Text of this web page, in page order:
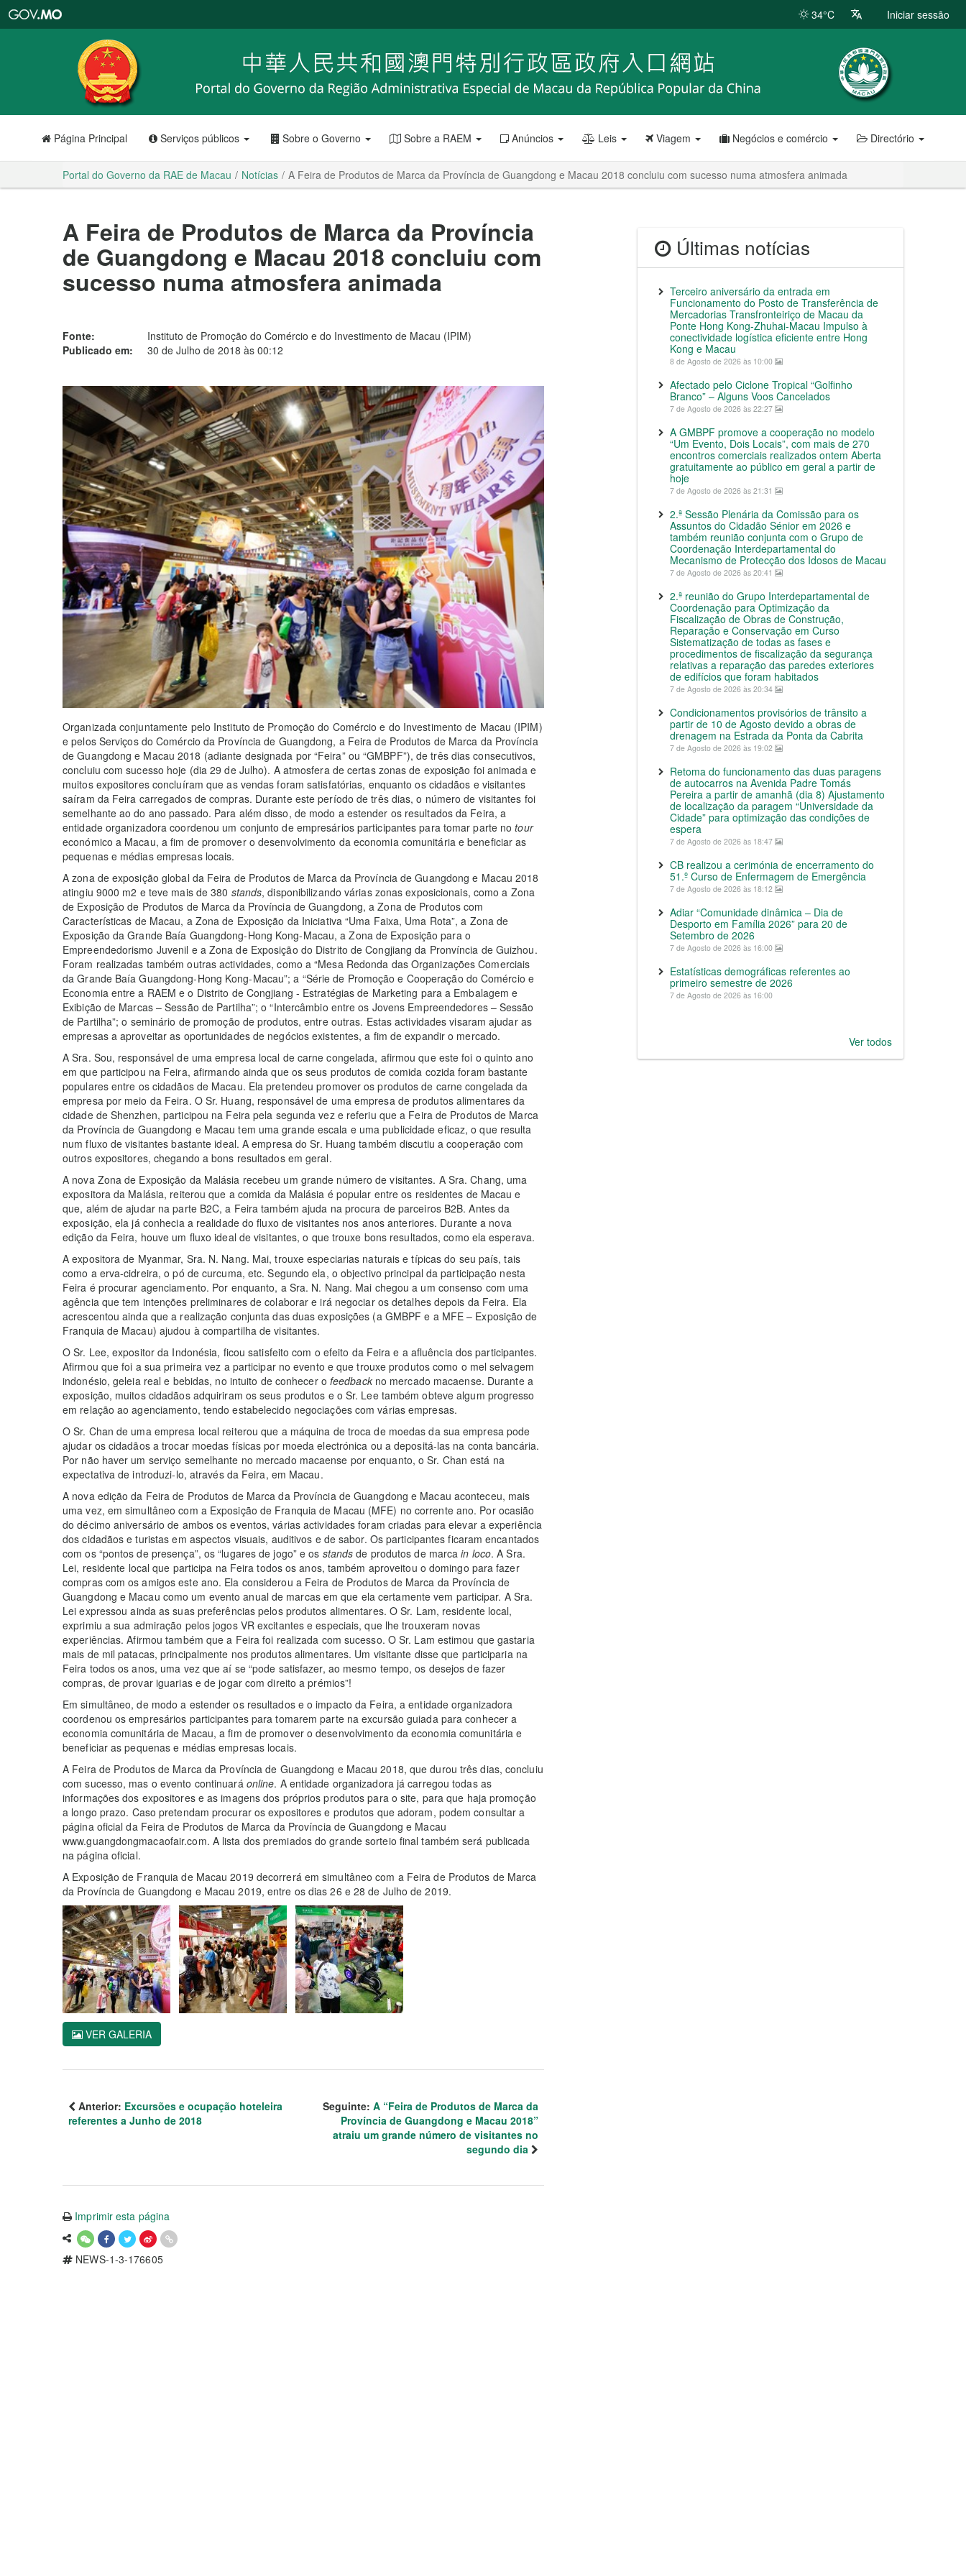
RAE
de
Macau
34°C Iniciar sessão
Página Principal Serviços públicos Sobre o Governo Sobre a RAEM Anúncios Leis Viagem Negócios e comércio Directório
Portal do Governo da RAE de Macau Notícias A Feira de Produtos de Marca da Província de Guangdong e Macau 2018 concluiu com sucesso numa atmosfera animada
A Feira de Produtos de Marca da Província
de Guangdong e Macau 2018 concluiu com
sucesso numa atmosfera animada
Fonte:
Instituto de Promoção do Comércio e do Investimento de Macau (IPIM)
Publicado em:
30 de Julho de 2018 às 00:12
Organizada conjuntamente pelo Instituto de Promoção do Comércio e do Investimento de Macau (IPIM)
e pelos Serviços do Comércio da Província de Guangdong, a Feira de Produtos de Marca da Província
de Guangdong e Macau 2018 (adiante designada por “Feira” ou “GMBPF”), de três dias consecutivos,
concluiu com sucesso hoje (dia 29 de Julho). A atmosfera de certas zonas de exposição foi animada e
muitos expositores concluíram que as vendas foram satisfatórias, enquanto os cidadãos e visitantes
saíram da Feira carregados de compras. Durante este período de três dias, o número de visitantes foi
semelhante ao do ano passado. Para além disso, de modo a estender os resultados da Feira, a
entidade organizadora coordenou um conjunto de empresários participantes para tomar parte notour
económico a Macau, a fim de promover o desenvolvimento da economia comunitária e beneficiar as
pequenas e médias empresas locais.
A zona de exposição global da Feira de Produtos de Marca da Província de Guangdong e Macau 2018
atingiu 9000 m2 e teve mais de 380 stands, disponibilizando várias zonas exposicionais, como a Zona
de Exposição de Produtos de Marca da Província de Guangdong, a Zona de Produtos com
Características de Macau, a Zona de Exposição da Iniciativa “Uma Faixa, Uma Rota”, a Zona de
Exposição da Grande Baía Guangdong-Hong Kong-Macau, a Zona de Exposição para o
Empreendedorismo Juvenil e a Zona de Exposição do Distrito de Congjiang da Pronvíncia de Guizhou.
Foram realizadas também outras actividades, como a “Mesa Redonda das Organizações Comerciais
da Grande Baía Guangdong-Hong Kong-Macau”; a “Série de Promoção e Cooperação do Comércio e
Economia entre a RAEM e o Distrito de Congjiang - Estratégias de Marketing para a Embalagem e
Exibição de Marcas – Sessão de Partilha”; o “Intercâmbio entre os Jovens Empreendedores – Sessão
de Partilha”; o seminário de promoção de produtos, entre outras. Estas actividades visaram ajudar as
empresas a aproveitar as oportunidades de negócios existentes, a fim de expandir o mercado.
A Sra. Sou, responsável de uma empresa local de carne congelada, afirmou que este foi o quinto ano
em que participou na Feira, afirmando ainda que os seus produtos de comida cozida foram bastante
populares entre os cidadãos de Macau. Ela pretendeu promover os produtos de carne congelada da
empresa por meio da Feira. O Sr. Huang, responsável de uma empresa de produtos alimentares da
cidade de Shenzhen, participou na Feira pela segunda vez e referiu que a Feira de Produtos de Marca
da Província de Guangdong e Macau tem uma grande escala e uma publicidade eficaz, o que resulta
num fluxo de visitantes bastante ideal. A empresa do Sr. Huang também discutiu a cooperação com
outros expositores, chegando a bons resultados em geral.
A nova Zona de Exposição da Malásia recebeu um grande número de visitantes. A Sra. Chang, uma
expositora da Malásia, reiterou que a comida da Malásia é popular entre os residentes de Macau e
que, além de ajudar na parte B2C, a Feira também ajuda na procura de parceiros B2B. Antes da
exposição, ela já conhecia a realidade do fluxo de visitantes nos anos anteriores. Durante a nova
edição da Feira, houve um fluxo ideal de visitantes, o que trouxe bons resultados, como ela esperava.
A expositora de Myanmar, Sra. N. Nang. Mai, trouxe especiarias naturais e típicas do seu país, tais
como a erva-cidreira, o pó de curcuma, etc. Segundo ela, o objectivo principal da participação nesta
Feira é procurar agenciamento. Por enquanto, a Sra. N. Nang. Mai chegou a um consenso com uma
agência que tem intenções preliminares de colaborar e irá negociar os detalhes depois da Feira. Ela
acrescentou ainda que a realização conjunta das duas exposições (a GMBPF e a MFE – Exposição de
Franquia de Macau) ajudou à compartilha de visitantes.
O Sr. Lee, expositor da Indonésia, ficou satisfeito com o efeito da Feira e a afluência dos participantes.
Afirmou que foi a sua primeira vez a participar no evento e que trouxe produtos como o mel selvagem
indonésio, geleia real e bebidas, no intuito de conhecer o feedbackno mercado macaense. Durante a
exposição, muitos cidadãos adquiriram os seus produtos e o Sr. Lee também obteve algum progresso
em relação ao agenciamento, tendo estabelecido negociações com várias empresas.
O Sr. Chan de uma empresa local reiterou que a máquina de troca de moedas da sua empresa pode
ajudar os cidadãos a trocar moedas físicas por moeda electrónica ou a depositá-las na conta bancária.
Por não haver um serviço semelhante no mercado macaense por enquanto, o Sr. Chan está na
expectativa de introduzi-lo, através da Feira, em Macau.
A nova edição da Feira de Produtos de Marca da Província de Guangdong e Macau aconteceu, mais
uma vez, em simultâneo com a Exposição de Franquia de Macau (MFE) no corrente ano. Por ocasião
do décimo aniversário de ambos os eventos, várias actividades foram criadas para elevar a experiência
dos cidadãos e turistas em aspectos visuais, auditivos e de sabor. Os participantes ficaram encantados
com os “pontos de presença”, os “lugares de jogo” e os standsde produtos de marca in loco. A Sra.
Lei, residente local que participa na Feira todos os anos, também aproveitou o domingo para fazer
compras com os amigos este ano. Ela considerou a Feira de Produtos de Marca da Província de
Guangdong e Macau como um evento anual de marcas em que ela certamente vem participar. A Sra.
Lei expressou ainda as suas preferências pelos produtos alimentares. O Sr. Lam, residente local,
exprimiu a sua admiração pelos jogos VR excitantes e especiais, que lhe trouxeram novas
experiências. Afirmou também que a Feira foi realizada com sucesso. O Sr. Lam estimou que gastaria
mais de mil patacas, principalmente nos produtos alimentares. Um visitante disse que participaria na
Feira todos os anos, uma vez que aí se “pode satisfazer, ao mesmo tempo, os desejos de fazer
compras, de provar iguarias e de jogar com direito a prémios”!
Em simultâneo, de modo a estender os resultados e o impacto da Feira, a entidade organizadora
coordenou os empresários participantes para tomarem parte na excursão guiada para conhecer a
economia comunitária de Macau, a fim de promover o desenvolvimento da economia comunitária e
beneficiar as pequenas e médias empresas locais.
A Feira de Produtos de Marca da Província de Guangdong e Macau 2018, que durou três dias, concluiu
com sucesso, mas o evento continuará online. A entidade organizadora já carregou todas as
informações dos expositores e as imagens dos próprios produtos para o site, para que haja promoção
a longo prazo. Caso pretendam procurar os expositores e produtos que adoram, podem consultar a
página oficial da Feira de Produtos de Marca da Província de Guangdong e Macau
www.guangdongmacaofair.com. A lista dos premiados do grande sorteio final também será publicada
na página oficial.
A Exposição de Franquia de Macau 2019 decorrerá em simultâneo com a Feira de Produtos de Marca
da Província de Guangdong e Macau 2019, entre os dias 26 e 28 de Julho de 2019.
VER GALERIA
Anterior: Excursões e ocupação hoteleira
referentes a Junho de 2018
Seguinte: A “Feira de Produtos de Marca da
Província de Guangdong e Macau 2018”
atraiu um grande número de visitantes no
segundo dia
Imprimir esta página
NEWS-1-3-176605
Últimas notícias
Terceiro aniversário da entrada em
Funcionamento do Posto de Transferência de
Mercadorias Transfronteiriço de Macau da
Ponte Hong Kong-Zhuhai-Macau Impulso à
conectividade logística eficiente entre Hong
Kong e Macau
8 de Agosto de 2026 às 10:00
Afectado pelo Ciclone Tropical “Golfinho
Branco” – Alguns Voos Cancelados
7 de Agosto de 2026 às 22:27
A GMBPF promove a cooperação no modelo
“Um Evento, Dois Locais”, com mais de 270
encontros comerciais realizados ontem Aberta
gratuitamente ao público em geral a partir de
hoje
7 de Agosto de 2026 às 21:31
2.ª Sessão Plenária da Comissão para os
Assuntos do Cidadão Sénior em 2026 e
também reunião conjunta com o Grupo de
Coordenação Interdepartamental do
Mecanismo de Protecção dos Idosos de Macau
7 de Agosto de 2026 às 20:41
2.ª reunião do Grupo Interdepartamental de
Coordenação para Optimização da
Fiscalização de Obras de Construção,
Reparação e Conservação em Curso
Sistematização de todas as fases e
procedimentos de fiscalização da segurança
relativas a reparação das paredes exteriores
de edifícios que foram habitados
7 de Agosto de 2026 às 20:34
Condicionamentos provisórios de trânsito a
partir de 10 de Agosto devido a obras de
drenagem na Estrada da Ponta da Cabrita
7 de Agosto de 2026 às 19:02
Retoma do funcionamento das duas paragens
de autocarros na Avenida Padre Tomás
Pereira a partir de amanhã (dia 8) Ajustamento
de localização da paragem “Universidade da
Cidade” para optimização das condições de
espera
7 de Agosto de 2026 às 18:47
CB realizou a cerimónia de encerramento do
51.º Curso de Enfermagem de Emergência
7 de Agosto de 2026 às 18:12
Adiar “Comunidade dinâmica – Dia de
Desporto em Família 2026” para 20 de
Setembro de 2026
7 de Agosto de 2026 às 16:00
Estatísticas demográficas referentes ao
primeiro semestre de 2026
7 de Agosto de 2026 às 16:00
Ver todos